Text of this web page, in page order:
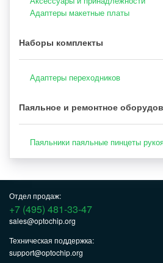
Адаптеры макетные платы
Наборы комплекты
Адаптеры переходников
Паяльное и ремонтное
Паяльники паяльные пинцеты
Отдел продаж:
+7 (495) 481-33-47
sales@optochip.org
Техническая поддержка:
support@optochip.org